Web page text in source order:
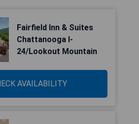
Fairfield Inn & Suites
Chattanooga I-
24/Lookout Mountain
AVAILABILITY